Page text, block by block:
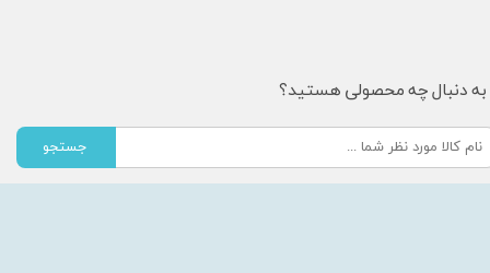
به دنبال چه محصولی هستید؟
جستجو